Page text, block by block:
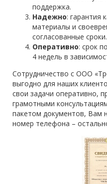
поддержка.
Надежно: гарантия
материалы и
согласованные сроки.
Оперативно: срок
4 недель в
Сотрудничество с ООО
выгодно для наших
свои задачи оперативно,
грамотными
пакетом документов, Вам
номер телефона –